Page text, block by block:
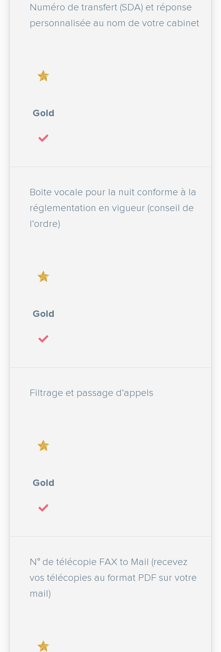
Numéro de transfert (SDA) et réponse
personnalisée au nom de votre cabinet
Gold
Boite vocale pour la nuit conforme à la
réglementation en vigueur (conseil de
l’ordre)
Gold
Filtrage et passage d’appels
Gold
N° de télécopie FAX to Mail (recevez
vos télécopies au format PDF sur votre
mail)